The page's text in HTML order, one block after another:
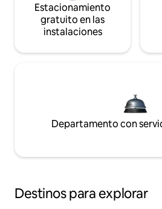
Estacionamiento
gratuito en las
instalaciones
Departamento con
Destinos para explorar